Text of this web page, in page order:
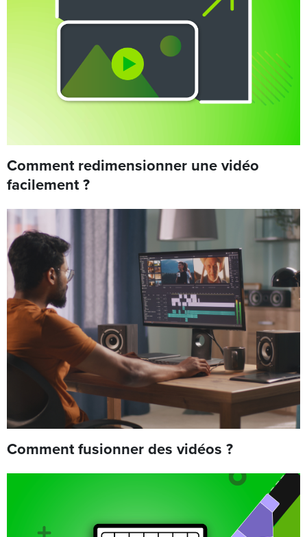
Comment redimensionner une vidéo
facilement ?
Comment fusionner des vidéos ?